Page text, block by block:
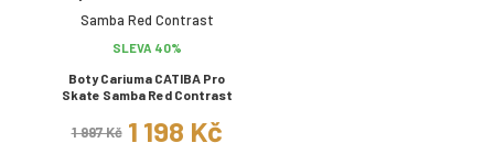
SLEVA 40%
Boty Cariuma CATIBA Pro
Skate Samba Red Contrast
1 997 Kč 1 198 Kč